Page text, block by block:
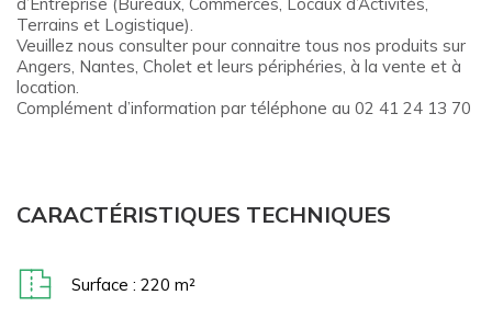
Terrains et Logistique).
Veuillez nous consulter pour connaitre tous nos produits sur
Angers, Nantes, Cholet et leurs périphéries, à la vente et à
location.
Complément d’information par téléphone au 02 41 24 13 70
CARACTÉRISTIQUES TECHNIQUES
Surface : 220 m²